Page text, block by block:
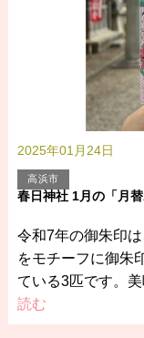
2025年01月24日
高浜市
春日神社 1月の「月
令和7年の御朱印
をモチーフに御朱
ている3匹です。
読む